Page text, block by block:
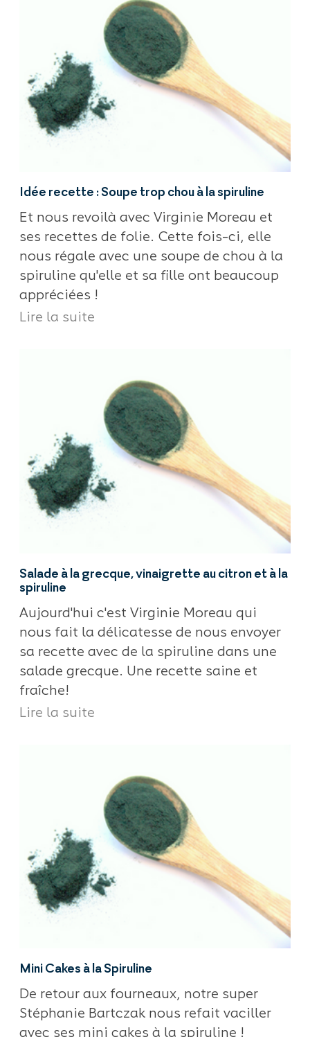
Idée recette : Soupe trop chou à la spiruline
Et nous revoilà avec Virginie Moreau et
ses recettes de folie. Cette fois-ci, elle
nous régale avec une soupe de chou à la
spiruline qu'elle et sa fille ont beaucoup
appréciées !
Lire la suite
Salade à la grecque, vinaigrette au citron et à la
spiruline
Aujourd'hui c'est Virginie Moreau qui
nous fait la délicatesse de nous envoyer
sa recette avec de la spiruline dans une
salade grecque. Une recette saine et
fraîche!
Lire la suite
Mini Cakes à la Spiruline
De retour aux fourneaux, notre super
Stéphanie Bartczak nous refait vaciller
avec ses mini cakes à la spiruline !